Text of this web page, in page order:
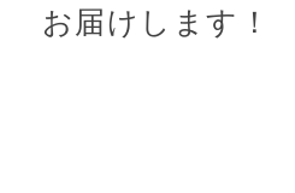
お届けします！